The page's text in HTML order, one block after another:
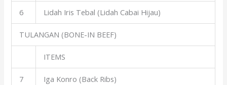
6 Lidah Iris Tebal (Lidah Cabai Hijau)
TULANGAN (BONE-IN BEEF)
ITEMS
7 Iga Konro (Back Ribs)